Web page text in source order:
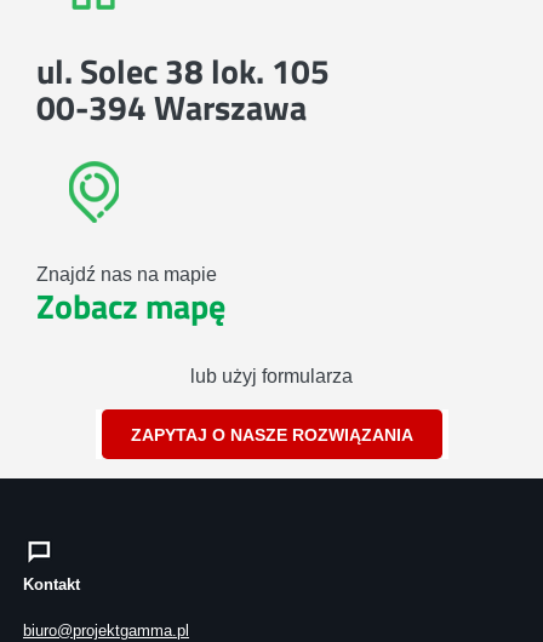
ul. Solec 38 lok. 105
00-394 Warszawa
Znajdź nas na mapie
Zobacz mapę
lub użyj formularza
ZAPYTAJ O NASZE ROZWIĄZANIA
Kontakt
biuro@projektgamma.pl